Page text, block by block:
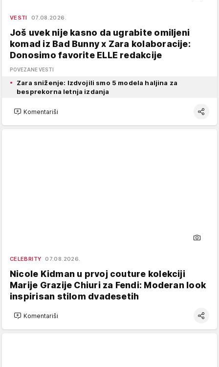
VESTI 07.08.2026.
Još uvek nije kasno da ugrabite omiljeni
komad iz Bad Bunny x Zara kolaboracije:
Donosimo favorite ELLE redakcije
POVEZANE VESTI
Zara sniženje: Izdvojili smo 5 modela haljina za
besprekorna letnja izdanja
Komentariši
CELEBRITY 07.08.2026.
Nicole Kidman u prvoj couture kolekciji
Marije Grazije Chiuri za Fendi: Moderan look
inspirisan stilom dvadesetih
Komentariši